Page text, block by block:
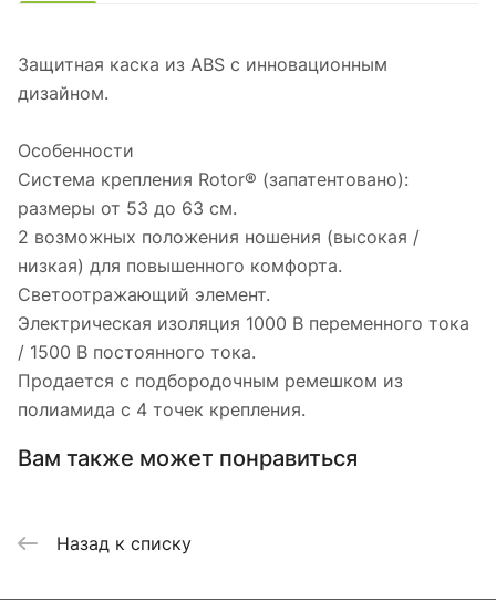
Защитная каска из ABS с инновационным
дизайном.
Особенности
Система крепления Rotor® (запатентовано):
размеры от 53 до 63 см.
2 возможных положения ношения (высокая /
низкая) для повышенного комфорта.
Светоотражающий элемент.
Электрическая изоляция 1000 В переменного тока
/ 1500 В постоянного тока.
Продается с подбородочным ремешком из
полиамида с 4 точек крепления.
Вам также может понравиться
Назад к списку